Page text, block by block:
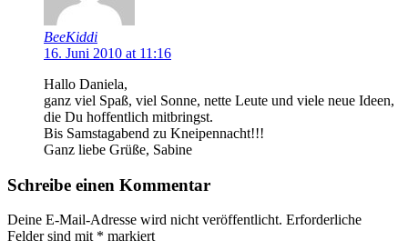
BeeKiddi
16. Juni 2010 at 11:16
Hallo Daniela,
ganz viel Spaß, viel Sonne, nette Leute und viele neue Ideen,
die Du hoffentlich mitbringst.
Bis Samstagabend zu Kneipennacht!!!
Ganz liebe Grüße, Sabine
Schreibe einen Kommentar
Deine E-Mail-Adresse wird nicht veröffentlicht. Erforderliche
Felder sind mit * markiert